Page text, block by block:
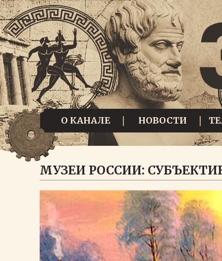
О КАНАЛЕ НОВОСТИ
МУЗЕИ РОССИИ: